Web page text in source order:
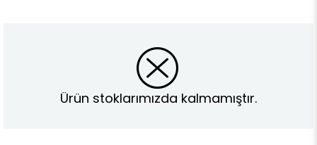
Ürün stoklarımızda kalmamıştır.